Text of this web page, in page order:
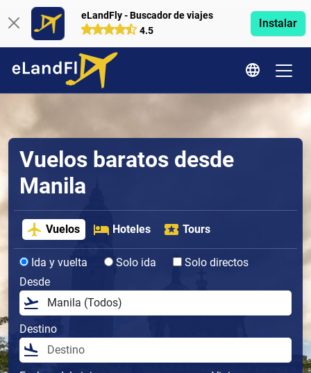
eLandFly - Buscador de viajes
4.5
Instalar
Vuelos baratos desde
Manila
Vuelos Hoteles Tours
Ida y vuelta Solo ida
Solo directos
Desde
Destino